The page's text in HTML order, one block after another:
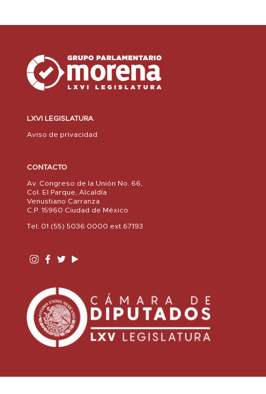
LXVI LEGISLATURA
Aviso de privacidad
CONTACTO
Av. Congreso de la Unión No. 66,
Col. El Parque, Alcaldía
Venustiano Carranza
C.P. 15960 Ciudad de México
Tel: 01 (55) 5036 0000 ext.67193